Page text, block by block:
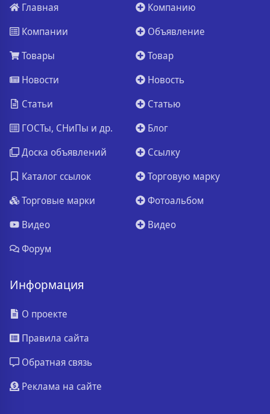
Главная
Компании
Товары
Новости
Статьи
ГОСТы, СНиПы и др.
Доска объявлений
Каталог ссылок
Торговые марки
Видео
Форум
Компанию
Объявление
Товар
Новость
Статью
Блог
Ссылку
Торговую марку
Фотоальбом
Видео
Информация
О проекте
Правила сайта
Обратная связь
Реклама на сайте